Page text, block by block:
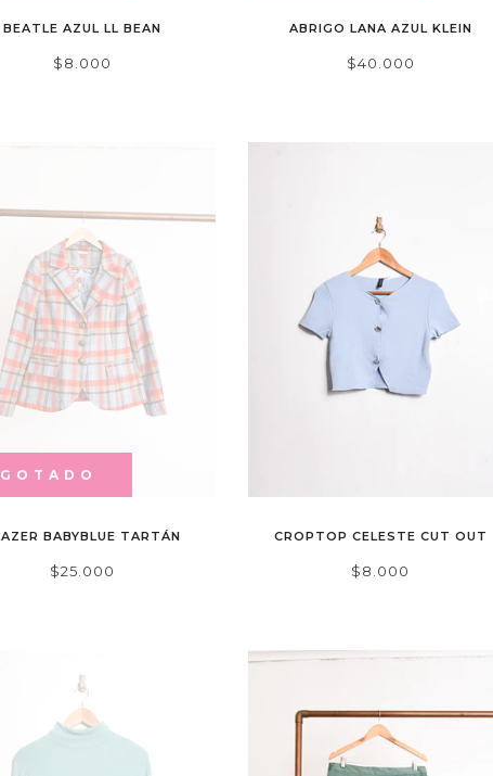
BEATLE AZUL LL BEAN
$8.000
ABRIGO LANA AZUL KLEIN
$40.000
BABYBLUE TARTÁN
$25.000
CROPTOP CELESTE CUT OUT
$8.000